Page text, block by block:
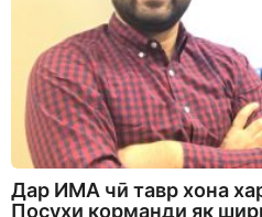
Дар ИМА чӣ тавр хона
Посухи корманди як